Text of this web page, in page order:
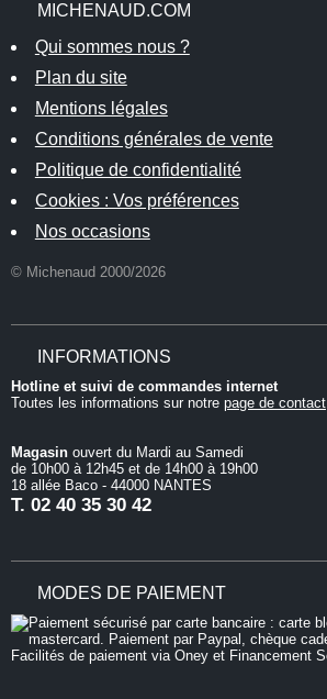
MICHENAUD.COM
Qui sommes nous ?
Plan du site
Mentions légales
Conditions générales de vente
Politique de confidentialité
Cookies : Vos préférences
Nos occasions
© Michenaud 2000/2026
INFORMATIONS
Hotline et suivi de commandes internet
Toutes les informations sur notre page de contact
Magasin ouvert du Mardi au Samedi
de 10h00 à 12h45 et de 14h00 à 19h00
18 allée Baco - 44000 NANTES
T. 02 40 35 30 42
MODES DE PAIEMENT